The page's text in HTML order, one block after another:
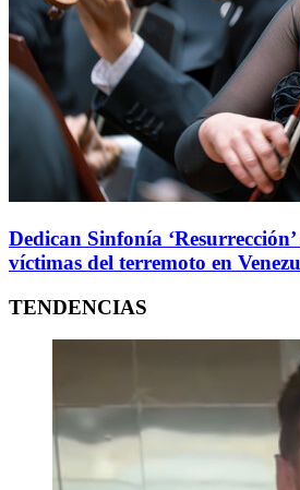
Dedican Sinfonía
víctimas del terremoto en
TENDENCIAS